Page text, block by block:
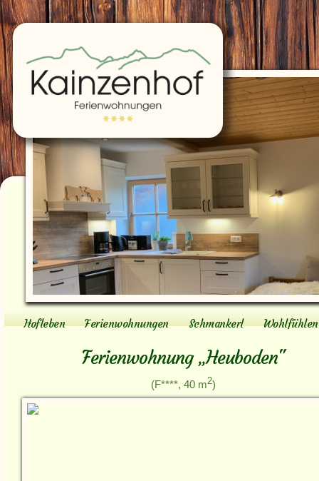
Hofleben Ferienwohnungen Schmankerl Wohlfühlen
Ferienwohnung „Heuboden"
(F****, 40 m2)